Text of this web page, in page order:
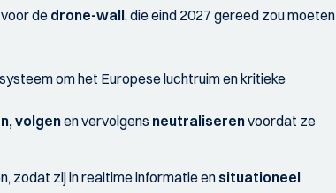
de drone-wall, die eind 2027 gereed zou moeten
om het Europese luchtruim en kritieke
volgenen vervolgens neutraliserenvoordat ze
zodat zij in realtime informatie ensituationeel